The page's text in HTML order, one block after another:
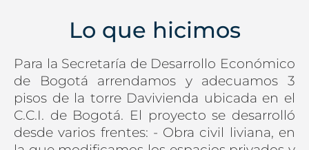
Lo que hicimos
Para la Secretaría de Desarrollo Económico
de Bogotá arrendamos y adecuamos 3
pisos de la torre Davivienda ubicada en el
C.C.I. de Bogotá. El proyecto se desarrolló
desde varios frentes: - Obra civil liviana, en